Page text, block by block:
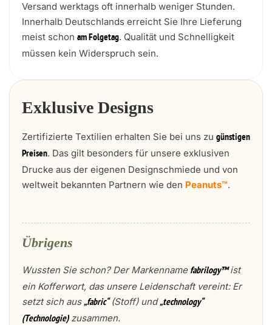
Versand werktags oft innerhalb weniger Stunden.
Innerhalb Deutschlands erreicht Sie Ihre Lieferung
meist schon am Folgetag. Qualität und Schnelligkeit
müssen kein Widerspruch sein.
Exklusive Designs
Zertifizierte Textilien erhalten Sie bei uns zu günstigen
Preisen. Das gilt besonders für unsere exklusiven
Drucke aus der eigenen Designschmiede und von
weltweit bekannten Partnern wie den Peanuts™.
Übrigens
Wussten Sie schon? Der Markenname fabrilogy™ist
ein Kofferwort, das unsere Leidenschaft vereint: Er
setzt sich aus„fabric“(Stoff) und„technology“
(Technologie)zusammen.